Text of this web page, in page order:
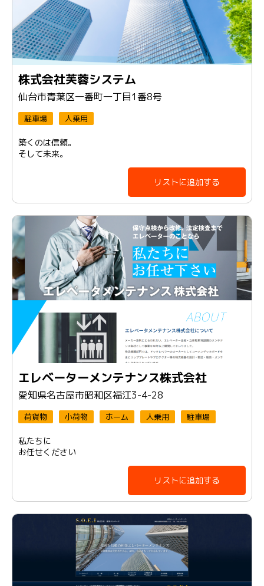
株式会社芙蓉システム
仙台市青葉区一番町一丁目1番8号
駐車場 人乗用
築くのは信頼。
そして未来。
リストに追加する
エレベーターメンテナンス株式会社
愛知県名古屋市昭和区福江3-4-28
荷貨物 小荷物 ホーム 人乗用 駐車場
私たちに
お任せください
リストに追加する